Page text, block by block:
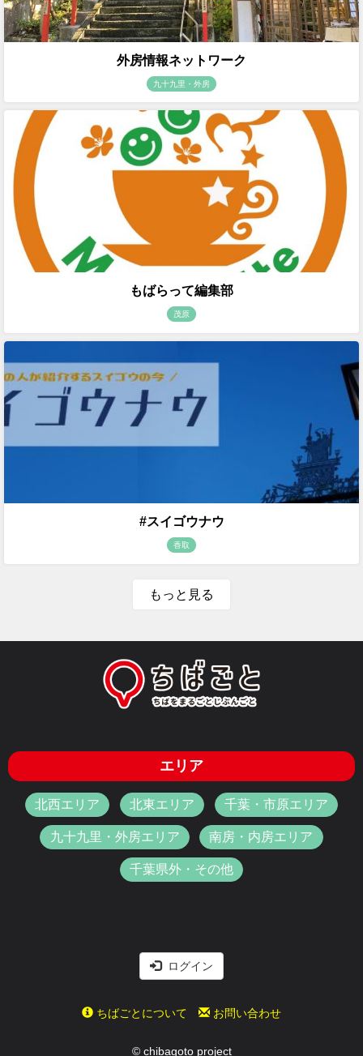
外房情報ネットワーク
九十九里・外房
もばらって編集部
茂原
#スイゴウナウ
香取
もっと見る
エリア
北西エリア 北東エリア 千葉・市原エリア
九十九里・外房エリア 南房・内房エリア
千葉県外・その他
ログイン
ちばごとについて お問い合わせ
© chibagoto project